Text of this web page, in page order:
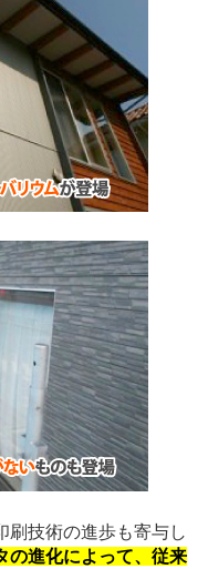
技術の進歩も寄与し
の進化によって、従来